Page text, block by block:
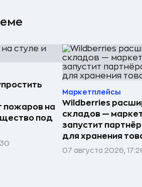
пожаров на
под
Маркетплейсы
Wildberries
складов —
запустит
для хранения
07 августа 2026,